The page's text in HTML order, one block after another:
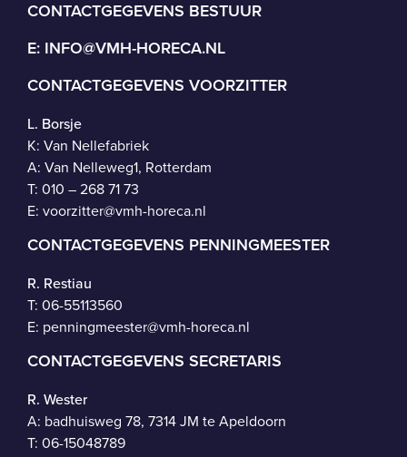
CONTACTGEGEVENS BESTUUR
E: INFO@VMH-HORECA.NL
CONTACTGEGEVENS VOORZITTER
L. Borsje
K: Van Nellefabriek
A: Van Nelleweg1, Rotterdam
T: 010 – 268 71 73
E: voorzitter@vmh-horeca.nl
CONTACTGEGEVENS PENNINGMEESTER
R. Restiau
T: 06-55113560
E: penningmeester@vmh-horeca.nl
CONTACTGEGEVENS SECRETARIS
R. Wester
A: badhuisweg 78, 7314 JM te Apeldoorn
T: 06-15048789